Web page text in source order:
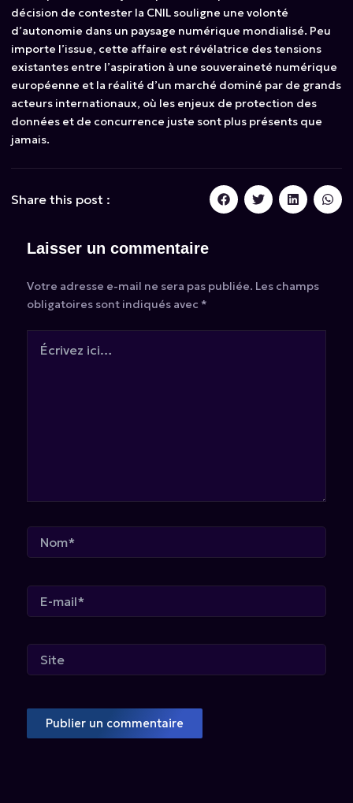
décision de contester la CNIL souligne une volonté
d’autonomie dans un paysage numérique mondialisé. Peu
importe l’issue, cette affaire est révélatrice des tensions
existantes entre l’aspiration à une souveraineté numérique
européenne et la réalité d’un marché dominé par de grands
acteurs internationaux, où les enjeux de protection des
données et de concurrence juste sont plus présents que
jamais.
Share this post :
Laisser un commentaire
Votre adresse e-mail ne sera pas publiée. Les champs
obligatoires sont indiqués avec *
ici…
mail*